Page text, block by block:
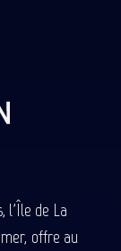
l'Île de La
offre au